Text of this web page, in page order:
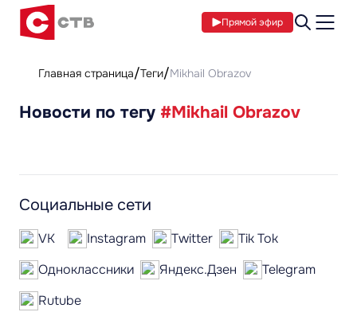
Прямой эфир
Главная страница Теги Mikhail Obrazov
Новости по тегу #Mikhail Obrazov
Социальные сети
VK Instagram Twitter
Tik Tok
Одноклассники
Яндекс.Дзен
Telegram
Rutube